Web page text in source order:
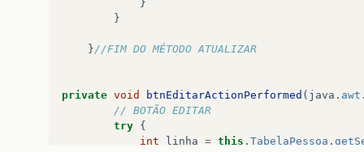
}
}
}//FIM DO MÉTODO ATUALIZAR
private void btnEditarActionPerformed ( java . awt
// BOTÃO EDITAR
try {
int
linha = this . TabelaPessoa .